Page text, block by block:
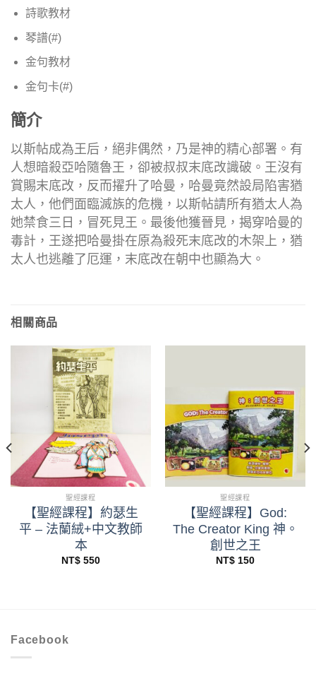
詩歌教材
琴譜(#)
金句教材
金句卡(#)
簡介
以斯帖成為王后，絕非偶然，乃是神的精心部署。有
人想暗殺亞哈隨魯王，卻被叔叔末底改識破。王沒有
賞賜末底改，反而擢升了哈曼，哈曼竟然設局陷害猶
太人，他們面臨滅族的危機，以斯帖請所有猶太人為
她禁食三日，冒死見王。最後他獲晉見，揭穿哈曼的
毒計，王遂把哈曼掛在原為殺死末底改的木架上，猶
太人也逃離了厄運，末底改在朝中也顯為大。
相關商品
聖經課程
【聖經課程】約瑟生
平 – 法蘭絨+中文教師
本
NT$ 550
聖經課程
【聖經課程】God:
The Creator King 神。
創世之王
NT$ 150
Facebook